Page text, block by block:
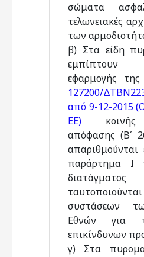
σώματα
τελωνειακές
των
β) Στα είδη
εφαρμογής
127200/
από 9-12-2015
ΕΕ)
απόφασης (Β΄
απαριθμούνται
παράρτημα Ι
συστάσεων
Εθνών για
επικίνδυνων
γ) Στα